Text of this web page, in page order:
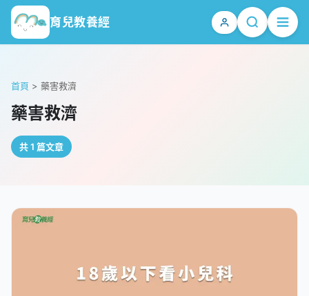
育兒教養經
首頁 > 藥害救濟
藥害救濟
共 1 篇文章